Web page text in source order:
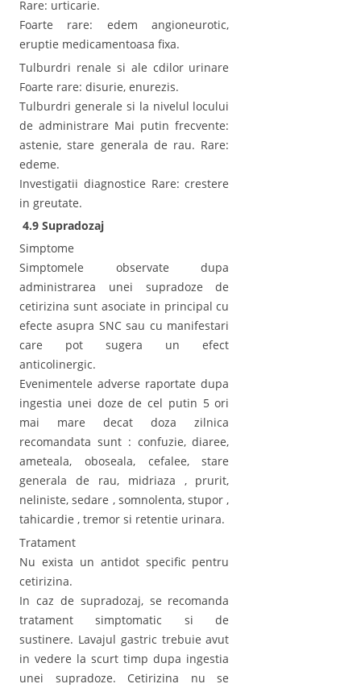
Rare: urticarie.
Foarte rare: edem angioneurotic,
eruptie medicamentoasa fixa.
Tulburdri renale si ale cdilor urinare
Foarte rare: disurie, enurezis.
Tulburdri generale si la nivelul locului
de administrare Mai putin frecvente:
astenie, stare generala de rau. Rare:
edeme.
Investigatii diagnostice Rare: crestere
in greutate.
4.9 Supradozaj
Simptome
Simptomele observate dupa
administrarea unei supradoze de
cetirizina sunt asociate in principal cu
efecte asupra SNC sau cu manifestari
care pot sugera un efect
anticolinergic.
Evenimentele adverse raportate dupa
ingestia unei doze de cel putin 5 ori
mai mare decat doza zilnica
recomandata sunt : confuzie, diaree,
ameteala, oboseala, cefalee, stare
generala de rau, midriaza , prurit,
neliniste, sedare , somnolenta, stupor ,
tahicardie , tremor si retentie urinara.
Tratament
Nu exista un antidot specific pentru
cetirizina.
In caz de supradozaj, se recomanda
tratament simptomatic si de
sustinere. Lavajul gastric trebuie avut
in vedere la scurt timp dupa ingestia
unei supradoze. Cetirizina nu se